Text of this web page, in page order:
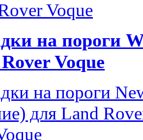
на пороги
Voque